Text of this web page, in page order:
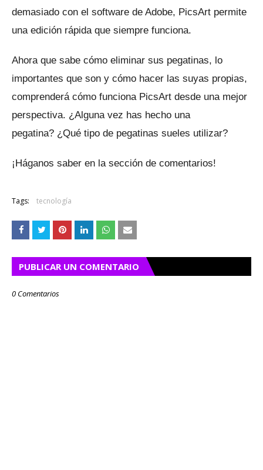
demasiado con el software de Adobe, PicsArt permite
una edición rápida que siempre funciona.
Ahora que sabe cómo eliminar sus pegatinas, lo
importantes que son y cómo hacer las suyas propias,
comprenderá cómo funciona PicsArt desde una mejor
perspectiva. ¿Alguna vez has hecho una
pegatina? ¿Qué tipo de pegatinas sueles utilizar?
¡Háganos saber en la sección de comentarios!
Tags: tecnología
PUBLICAR UN COMENTARIO
0 Comentarios